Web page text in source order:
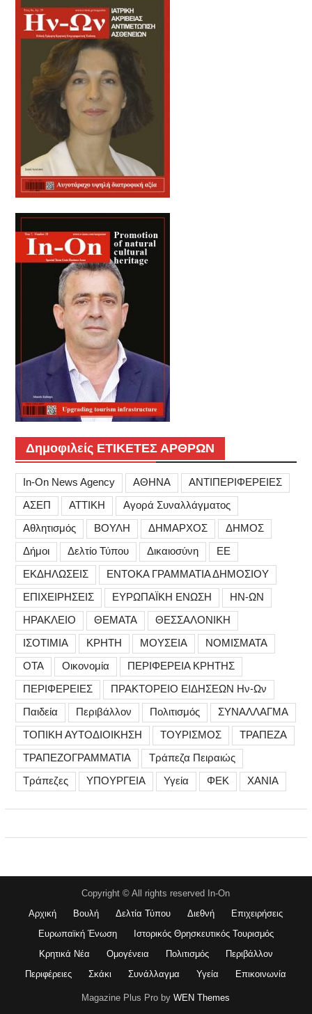
Δημοφιλείς ΕΤΙΚΕΤΕΣ ΑΡΘΡΩΝ
In-On News Agency ΑΘΗΝΑ
ΑΝΤΙΠΕΡΙΦΕΡΕΙΕΣ
ΑΣΕΠ
ΑΤΤΙΚΗ
Αγορά Συναλλάγματος
Αθλητισμός
ΒΟΥΛΗ ΔΗΜΑΡΧΟΣ
ΔΗΜΟΣ
Δήμοι
Δελτίο Τύπου Δικαιοσύνη
ΕΕ
ΕΚΔΗΛΩΣΕΙΣ
ΕΝΤΟΚΑ ΓΡΑΜΜΑΤΙΑ ΔΗΜΟΣΙΟΥ
ΕΠΙΧΕΙΡΗΣΕΙΣ
ΕΥΡΩΠΑΪΚΗ ΕΝΩΣΗ
ΗΝ-ΩΝ
ΗΡΑΚΛΕΙΟ
ΘΕΜΑΤΑ
ΘΕΣΣΑΛΟΝΙΚΗ
ΙΣΟΤΙΜΙΑ
ΚΡΗΤΗ ΜΟΥΣΕΙΑ
ΝΟΜΙΣΜΑΤΑ
ΟΤΑ
Οικονομία
ΠΕΡΙΦΕΡΕΙΑ ΚΡΗΤΗΣ
ΠΕΡΙΦΕΡΕΙΕΣ
ΠΡΑΚΤΟΡΕΙΟ ΕΙΔΗΣΕΩΝ Ην-Ων
Παιδεία
Περιβάλλον Πολιτισμός
ΣΥΝΑΛΛΑΓΜΑ
ΤΟΠΙΚΗ ΑΥΤΟΔΙΟΙΚΗΣΗ
ΤΟΥΡΙΣΜΟΣ
ΤΡΑΠΕΖΑ
ΤΡΑΠΕΖΟΓΡΑΜΜΑΤΙΑ
Τράπεζα Πειραιώς
Τράπεζες
ΥΠΟΥΡΓΕΙΑ Υγεία ΦΕΚ ΧΑΝΙΑ
Copyright © All rights reserved In-On
Αρχική
Βουλή Δελτία Τύπου Διεθνή
Επιχειρήσεις
Ευρωπαϊκή Ένωση
Ιστορικός Θρησκευτικός Τουρισμός
Κρητικά Νέα
Ομογένεια Πολιτισμός
Περιβάλλον
Περιφέρειες
Σκάκι Συνάλλαγμα Υγεία Επικοινωνία
Magazine Plus Pro byWEN Themes